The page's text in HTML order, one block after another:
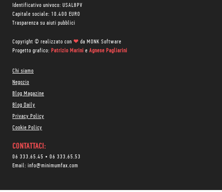
Identificativo univoco: USAL8PV
Capitale sociale: 10.400 EURO
Trasparenza su aiuti pubblici
Copyright © realizzato con ❤ da MONK Software
Progetto grafico: Patrizio Marini e Agnese Pagliarini
Chi siamo
Negozio
Blog Magazine
Blog Daily
Privacy Policy
Cookie Policy
CONTATTACI:
06 333.65.45 • 06 333.65.53
Email: info@minimumfax.com